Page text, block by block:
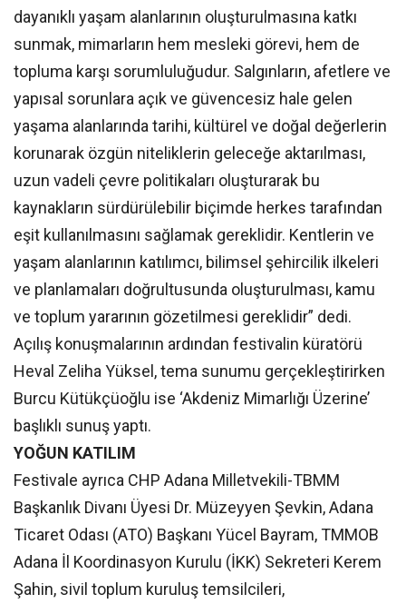
dayanıklı yaşam alanlarının oluşturulmasına katkı
sunmak, mimarların hem mesleki görevi, hem de
topluma karşı sorumluluğudur. Salgınların, afetlere ve
yapısal sorunlara açık ve güvencesiz hale gelen
yaşama alanlarında tarihi, kültürel ve doğal değerlerin
korunarak özgün niteliklerin geleceğe aktarılması,
uzun vadeli çevre politikaları oluşturarak bu
kaynakların sürdürülebilir biçimde herkes tarafından
eşit kullanılmasını sağlamak gereklidir. Kentlerin ve
yaşam alanlarının katılımcı, bilimsel şehircilik ilkeleri
ve planlamaları doğrultusunda oluşturulması, kamu
ve toplum yararının gözetilmesi gereklidir” dedi.
Açılış konuşmalarının ardından festivalin küratörü
Heval Zeliha Yüksel, tema sunumu gerçekleştirirken
Burcu Kütükçüoğlu ise ‘Akdeniz Mimarlığı Üzerine’
başlıklı sunuş yaptı.
YOĞUN KATILIM
Festivale ayrıca CHP Adana Milletvekili-TBMM
Başkanlık Divanı Üyesi Dr. Müzeyyen Şevkin, Adana
Ticaret Odası (ATO) Başkanı Yücel Bayram, TMMOB
Adana İl Koordinasyon Kurulu (İKK) Sekreteri Kerem
Şahin, sivil toplum kuruluş temsilcileri,